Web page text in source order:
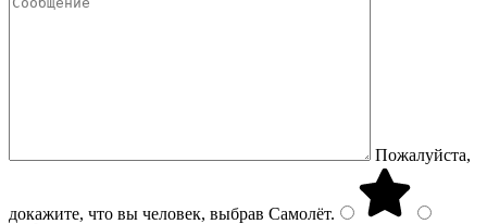
Пожалуйста,
докажите, что вы человек, выбрав Самолёт.